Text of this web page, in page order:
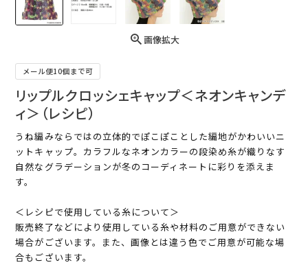
画像拡大
メール便10個まで可
リップルクロッシェキャップ＜ネオンキャンデ
ィ＞（レシピ）
うね編みならではの立体的でぽこぽことした編地がかわいいニ
ットキャップ。カラフルなネオンカラーの段染め糸が織りなす
自然なグラデーションが冬のコーディネートに彩りを添えま
す。
＜レシピで使用している糸について＞
販売終了などにより使用している糸や材料のご用意ができない
場合がございます。また、画像とは違う色でご用意が可能な場
合もございます。